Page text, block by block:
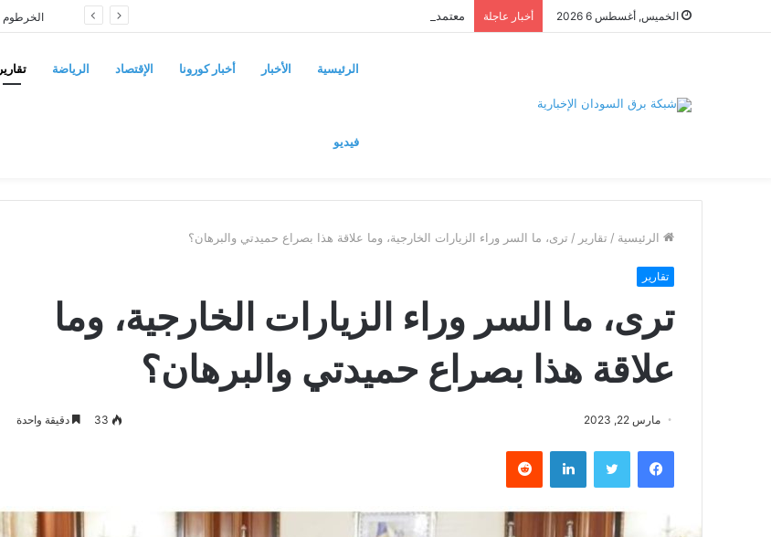
الخميس, أغسطس 6 2026 أخبار عاجلة الخرطوم
الرئيسية الأخبار أخبار كورونا الإقتصاد الرياضة تقارير
فيديو
الرئيسية / تقارير / ترى، ما السر وراء الزيارات الخارجية، وما علاقة هذا بصراع حميدتي والبرهان؟
تقارير
ترى، ما السر وراء الزيارات الخارجية، وما
علاقة هذا بصراع حميدتي والبرهان؟
مارس 22, 2023 33 دقيقة واحدة
فيسبوك تويتر لينكدإن